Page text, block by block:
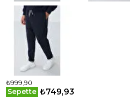
₺999,90
Sepette ₺749,93